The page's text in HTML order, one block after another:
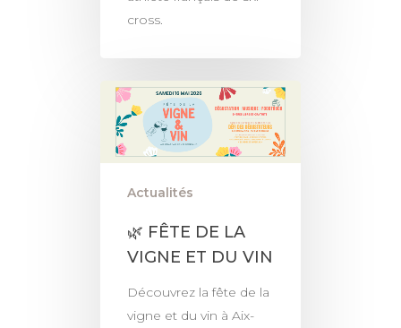
cross.
Actualités
🌿 FÊTE DE LA
VIGNE ET DU VIN
Découvrez la fête de la
vigne et du vin à Aix-